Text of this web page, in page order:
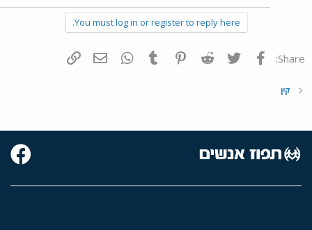
You must log in or register to reply here.
Share: פייסבוק Twitter
Reddit
Pinterest
Tumblr
WhatsAppדואר אלקטרוני
קין